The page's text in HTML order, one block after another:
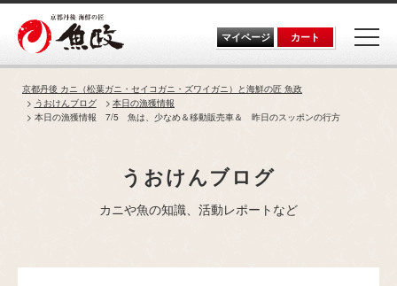
Skip
content
マイページ カート
京都丹後 カニ（松葉ガニ・セイコガニ・ズワイガニ）と海鮮の匠 魚政
うおけんブログ
本日の漁獲情報
本日の漁獲情報 7/5 魚は、少なめ＆移動販売車＆ 昨日のスッポンの行方
うおけんブログ
カニや魚の知識、活動レポートなど